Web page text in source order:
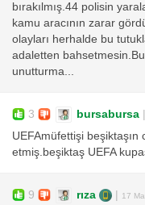
bırakılmış.44 polisin
kamu aracının zarar
olayları herhalde bu
adaletten
unutturma...
3 bursabursa |
UEFAmüfettişi beşiktaşın
etmiş.beşiktaş UEFA
9 rıza | 17